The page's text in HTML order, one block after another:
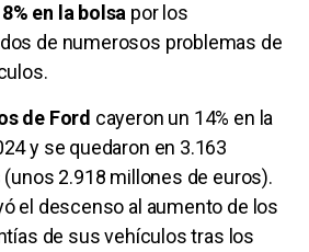
en la bolsa por los
de numerosos problemas de
de Ford cayeron un 14% en la
y se quedaron en 3.163
2.918 millones de euros).
el descenso al aumento de los
de sus vehículos tras los